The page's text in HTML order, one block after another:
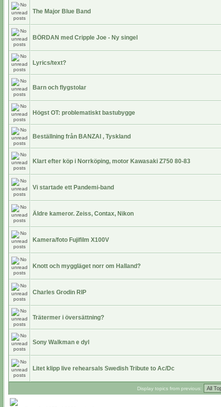
The Major Blue Band
BÖRDAN med Cripple Joe - Ny singel
Lyrics/text?
Barn och flygstolar
Högst OT: problematiskt bastubygge
Beställning från BANZAI , Tyskland
Klart efter köp i Norrköping, motor Kawasaki Z750 80-83
Vi startade ett Pandemi-band
Äldre kameror. Zeiss, Contax, Nikon
Kamera/foto Fujifilm X100V
Knott och myggläget norr om Halland?
Charles Grodin RIP
Trätermer i översättning?
Sony Walkman e dyl
Litet klipp live rehearsals Swedish Tribute to Ac/Dc
Display topics from previous: